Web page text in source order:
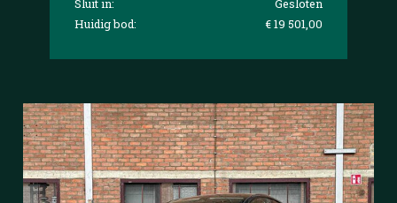
Sluit in:
Gesloten
Huidig bod:
€ 19 501,00